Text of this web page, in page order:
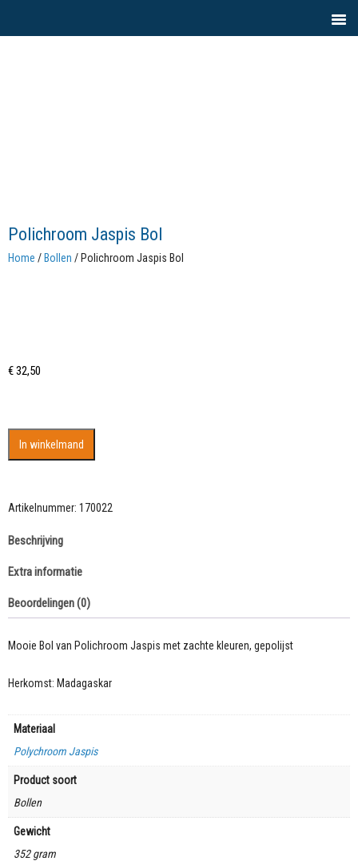
Polichroom Jaspis Bol
Home / Bollen / Polichroom Jaspis Bol
€32,50
In winkelmand
Artikelnummer: 170022
Beschrijving
Extra informatie
Beoordelingen (0)
Mooie Bol van Polichroom Jaspis met zachte kleuren, gepolijst
Herkomst: Madagaskar
Materiaal
Polychroom Jaspis
Product soort
Bollen
Gewicht
352 gram